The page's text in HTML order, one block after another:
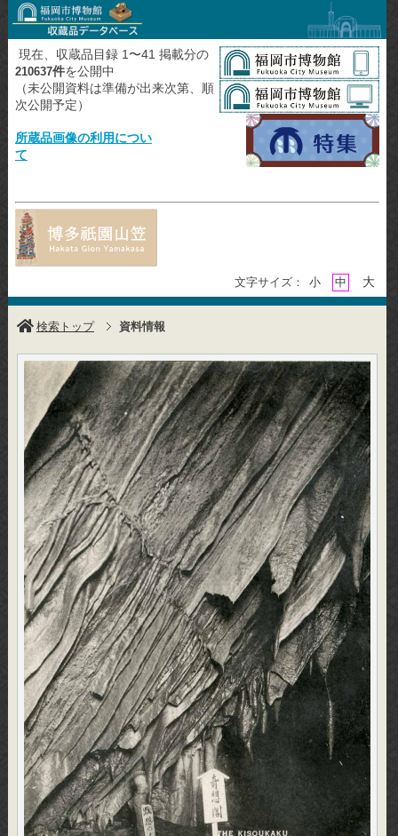
現在、収蔵品目録 1〜41 掲載分の
210637件を公開中
（未公開資料は準備が出来次第、順
次公開予定）
所蔵品画像の利用につい
て
文字サイズ： 小 中 大
検索トップ 資料情報